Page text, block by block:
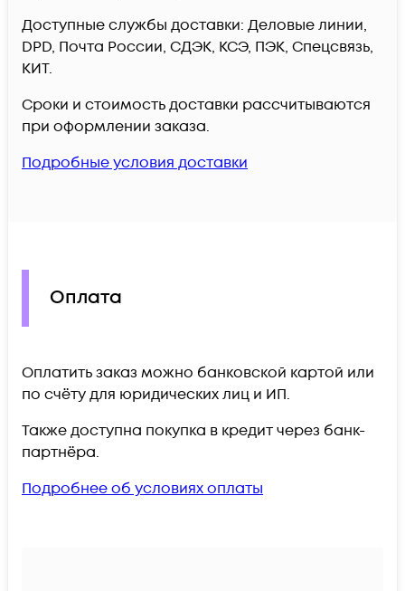
Доступные службы доставки: Деловые линии,
DPD, Почта России, СДЭК, КСЭ, ПЭК, Спецсвязь,
КИТ.
Сроки и стоимость доставки рассчитываются
при оформлении заказа.
Подробные условия доставки
Оплата
Оплатить заказ можно банковской картой или
по счёту для юридических лиц и ИП.
Также доступна покупка в кредит через банк-
партнёра.
Подробнее об условиях оплаты